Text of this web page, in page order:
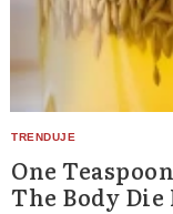
One
The Body